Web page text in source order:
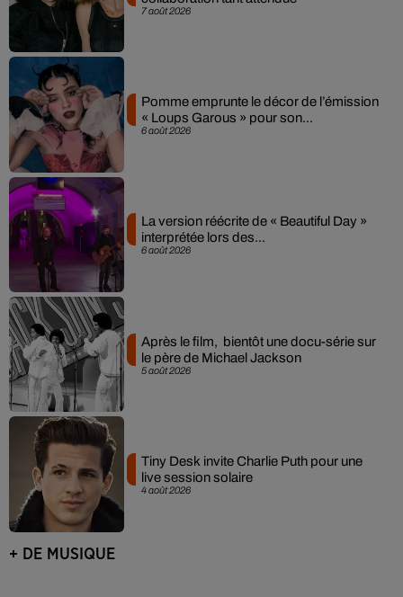
7 août 2026
6 août 2026
Pomme emprunte le décor de l’émission
« Loups Garous » pour son...
6 août 2026
La version réécrite de « Beautiful Day »
interprétée lors des...
5 août 2026
Après le film, bientôt une docu-série sur
le père de Michael Jackson
4 août 2026
Tiny Desk invite Charlie Puth pour une
live session solaire
+ DE MUSIQUE